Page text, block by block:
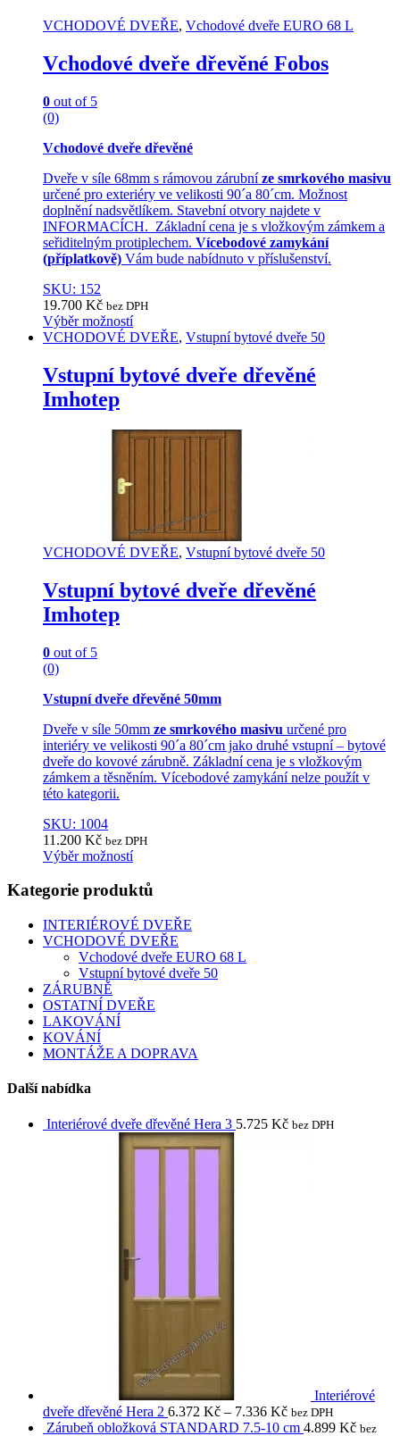
options
be
chosen
on
the
product
page
VCHODOVÉ DVEŘE, Vchodové dveře EURO 68 L
Vchodové dveře dřevěné Fobos
0 out of 5
(0)
Vchodové dveře dřevěné
Dveře v síle 68mm s rámovou zárubníze smrkového masivu
určené pro exteriéry ve velikosti 90´a 80´cm. Možnost
doplnění nadsvětlíkem. Stavební otvory najdete v
INFORMACÍCH. Základní cena je s vložkovým zámkem a
seřiditelným protiplechem. Vícebodové zamykání
(příplatkově) Vám bude nabídnuto v příslušenství.
SKU: 152
19.700 Kč bez DPH
Výběr možností
This
has
multiple
variants.
page
VCHODOVÉ DVEŘE, Vstupní bytové dveře 50
Vstupní bytové dveře dřevěné
Imhotep
VCHODOVÉ DVEŘE, Vstupní bytové dveře 50
Vstupní bytové dveře dřevěné
Imhotep
0 out of 5
(0)
Vstupní dveře dřevěné 50mm
Dveře v síle 50mm ze smrkového masivu určené pro
interiéry ve velikosti 90´a 80´cm jako druhé vstupní – bytové
dveře do kovové zárubně. Základní cena je s vložkovým
zámkem a těsněním. Vícebodové zamykání nelze použít v
této kategorii.
SKU: 1004
11.200 Kč bez DPH
Výběr možností
product
has
multiple
variants.
The
options
may
be
chosen
on
the
product
page
Kategorie produktů
INTERIÉROVÉ DVEŘE
VCHODOVÉ DVEŘE
Vchodové dveře EURO 68 L
Vstupní bytové dveře 50
ZÁRUBNĚ
OSTATNÍ DVEŘE
LAKOVÁNÍ
KOVÁNÍ
MONTÁŽE A DOPRAVA
Další nabídka
Interiérové dveře dřevěné Hera 3 5.725 Kč bez DPH
Interiérové
dveře dřevěné Hera 2 6.372 Kč – 7.336 Kč bez DPH
Zárubeň obložková STANDARD 7.5-10 cm 4.899 Kč bez